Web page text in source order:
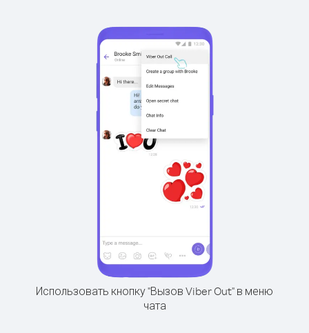
Использовать кнопку "Вызов Viber Out" в меню
чата